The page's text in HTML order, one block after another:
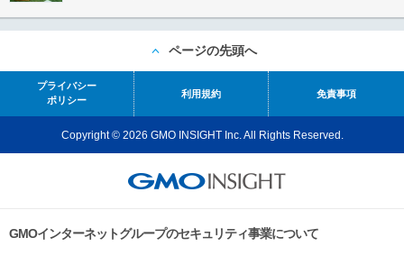
ページの先頭へ
プライバシー
ポリシー
利用規約 免責事項
Copyright © 2026 GMO INSIGHT Inc. All Rights Reserved.
GMOインターネットグループのセキュリティ事業について